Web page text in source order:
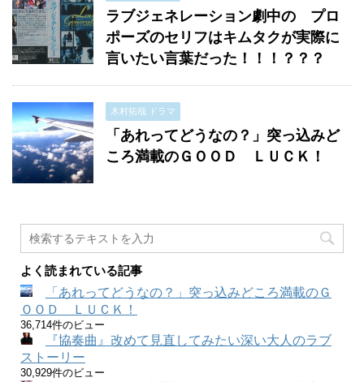
ラブジェネレーション劇中の プロ
ポーズのセリフはキムタクが実際に
言いたい言葉だった！！！？？？
木村拓哉 ドラマ
「あれってどうなの？」突っ込みど
ころ満載のＧＯＯＤ ＬＵＣＫ！
よく読まれている記事
「あれってどうなの？」突っ込みどころ満載のＧ
ＯＯＤ ＬＵＣＫ！
36,714件のビュー
『協奏曲』改めて見直してみたい深い大人のラブ
ストーリー
30,929件のビュー